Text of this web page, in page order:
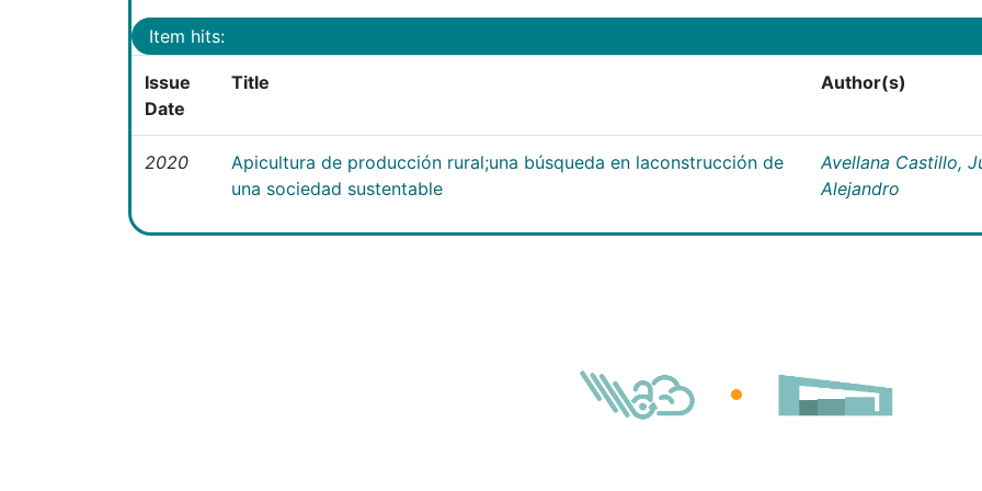
Item hits:
Issue
Date
Title Author(s)
2020
Apicultura de producción rural;una búsqueda en laconstrucción de
una sociedad sustentable
Avellana Castillo,
Alejandro